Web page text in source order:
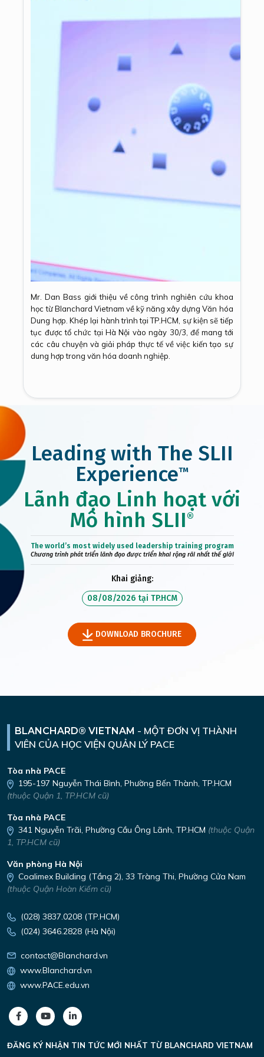
Mr. Dan Bass giới thiệu về công trình nghiên cứu khoa
học từ Blanchard Vietnam về kỹ năng xây dựng Văn hóa
Dung hợp. Khép lại hành trình tại TP.HCM, sự kiện sẽ tiếp
tục được tổ chức tại Hà Nội vào ngày 30/3, để mang tới
các câu chuyện và giải pháp thực tế về việc kiến tạo sự
dung hợp trong văn hóa doanh nghiệp.
Leading with The SLII
Experience™
Lãnh đạo Linh hoạt với
Mô hình SLII®
The world’s most widely used leadership training program
Chương trình phát triển lãnh đạo được triển khai rộng rãi nhất thế giới
Khai giảng:
08/08/2026tại TP.HCM
DOWNLOAD BROCHURE
BLANCHARD® VIETNAM - MỘT ĐƠN VỊ THÀNH
VIÊN CỦA HỌC VIỆN QUẢN LÝ PACE
Tòa nhà PACE
195-197 Nguyễn Thái Bình, Phường Bến Thành, TP.HCM
(thuộc Quận 1, TP.HCM cũ)
Tòa nhà PACE
341 Nguyễn Trãi, Phường Cầu Ông Lãnh, TP.HCM (thuộc Quận
1, TP.HCM cũ)
Văn phòng Hà Nội
Coalimex Building (Tầng 2), 33 Tràng Thi, Phường Cửa Nam
(thuộc Quận Hoàn Kiếm cũ)
(028) 3837.0208 (TP.HCM)
(024) 3646.2828 (Hà Nội)
contact@Blanchard.vn
www.Blanchard.vn
www.PACE.edu.vn
ĐĂNG KÝ NHẬN TIN TỨC MỚI NHẤT TỪBLANCHARD VIETNAM